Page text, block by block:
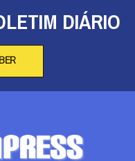
DIÁRIO